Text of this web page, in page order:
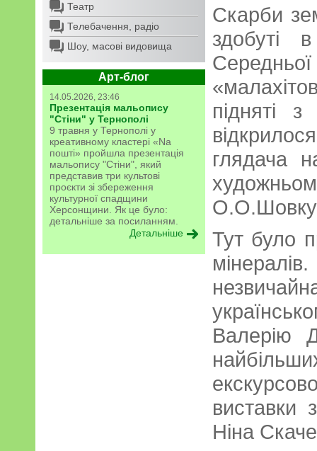
Театр
Телебачення, радіо
Шоу, масові видовища
Арт-блог
14.05.2026, 23:46
Презентація мальопису
"Стіни" у Тернополі
9 травня у Тернополі у
креативному кластері «Na
пошті» пройшла презентація
мальопису "Стіни", який
представив три культові
проєкти зі збереження
культурної спадщини
Херсонщини. Як це було:
детальніше за посиланням.
Детальніше
Скарби
здобуті
підняті
глядача
Тут було
Валерію
виставки
Ніна